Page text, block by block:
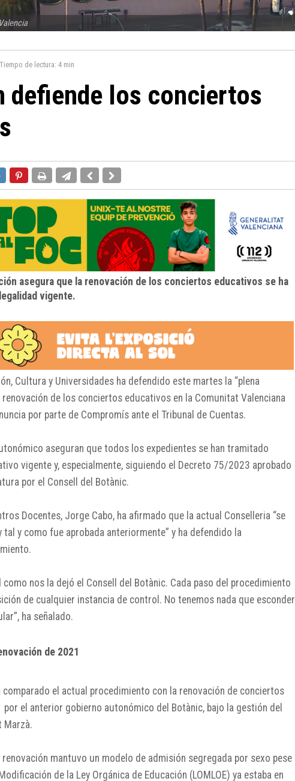
Tiempo de lectura: 4 min
defiende los conciertos
asegura que la renovación de los conciertos educativos se ha
vigente.
Cultura y Universidades ha defendido este martes la “plena
renovación de los conciertos educativos en la Comunitat Valenciana
por parte de Compromís ante el Tribunal de Cuentas.
aseguran que todos los expedientes se han tramitado
vigente y, especialmente, siguiendo el Decreto 75/2023 aprobado
por el Consell del Botànic.
Docentes, Jorge Cabo, ha afirmado que la actual Conselleria “se
tal y como fue aprobada anteriormente” y ha defendido la
como nos la dejó el Consell del Botànic. Cada paso del procedimiento
de cualquier instancia de control. No tenemos nada que esconder
ha señalado.
de 2021
comparado el actual procedimiento con la renovación de conciertos
el anterior gobierno autonómico del Botànic, bajo la gestión del
Marzà.
renovación mantuvo un modelo de admisión segregada por sexo pese
de la Ley Orgánica de Educación (LOMLOE) ya estaba en